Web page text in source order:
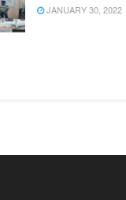
JANUARY 30, 2022